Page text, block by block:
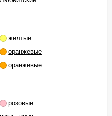
желтые
оранжевые
оранжевые
розовые